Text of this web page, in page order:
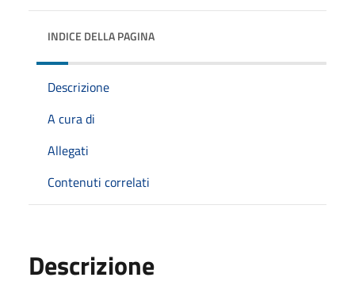
INDICE DELLA PAGINA
Descrizione
A cura di
Allegati
Contenuti correlati
Descrizione